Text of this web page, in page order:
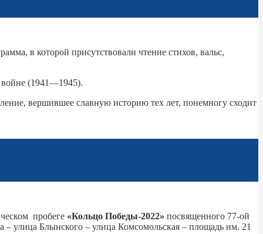
в которой присутствовали чтение стихов, вальс,
(1941—1945).
вершившее славную историю тех лет, понемногу сходит
пробеге «Кольцо Победы-2022» посвященного 77-ой
улица Блынского – улица Комсомольская – площадь им. 21